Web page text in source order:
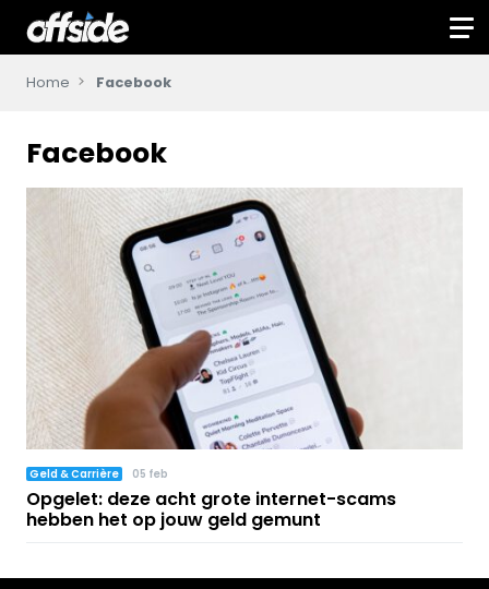
Home Facebook
Facebook
Geld & Carrière 05 feb
Opgelet: deze acht grote internet-scams
hebben het op jouw geld gemunt